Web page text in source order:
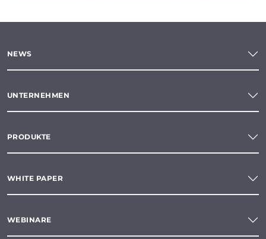
NEWS
UNTERNEHMEN
PRODUKTE
WHITE PAPER
WEBINARE